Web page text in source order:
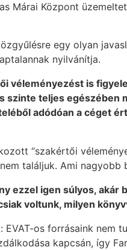
Márai Központ
egy olyan
nyilvánítja.
véleményezést is
szinte teljes egészében
adódóan a céget
“szakértői
találjuk. Ami nagyobb
ezzel igen súlyos,
voltunk, milyen
EVAT-os forrásaink nem
kapcsán, így